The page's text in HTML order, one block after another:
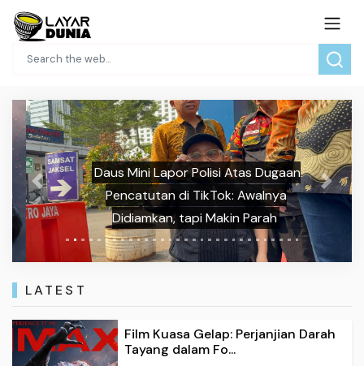
Daus Mini Lapor Polisi Atas Dugaan
Pencatutan di TikTok: Awalnya
Didiamkan, tapi Makin Parah
Previous Next
LATEST
Film Kuasa Gelap: Perjanjian Darah
Tayang dalam Fo...